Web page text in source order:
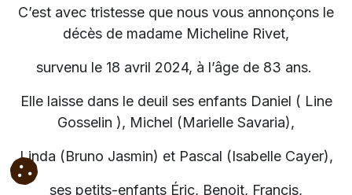
C’est avec tristesse que nous vous annonçons le
décès de madame Micheline Rivet,
survenu le 18 avril 2024, à l’âge de 83 ans.
Elle laisse dans le deuil ses enfants Daniel ( Line
Gosselin ), Michel (Marielle Savaria),
Linda (Bruno Jasmin) et Pascal (Isabelle Cayer),
ses petits-enfants Éric, Benoit, Francis,